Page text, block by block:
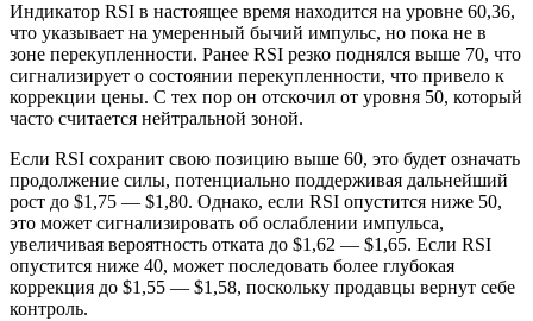
Индикатор RSI в настоящее время находится на уровне 60,36,
что указывает на умеренный бычий импульс, но пока не в
зоне перекупленности. Ранее RSI резко поднялся выше 70, что
сигнализирует о состоянии перекупленности, что привело к
коррекции цены. С тех пор он отскочил от уровня 50, который
часто считается нейтральной зоной.
Если RSI сохранит свою позицию выше 60, это будет означать
продолжение силы, потенциально поддерживая дальнейший
рост до $1,75 — $1,80. Однако, если RSI опустится ниже 50,
это может сигнализировать об ослаблении импульса,
увеличивая вероятность отката до $1,62 — $1,65. Если RSI
опустится ниже 40, может последовать более глубокая
коррекция до $1,55 — $1,58, поскольку продавцы вернут себе
контроль.